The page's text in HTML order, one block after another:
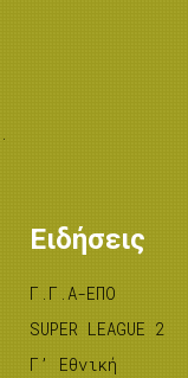
.
Ειδήσεις
Γ.Γ.Α-ΕΠΟ
SUPER LEAGUE 2
Γ’ Εθνική